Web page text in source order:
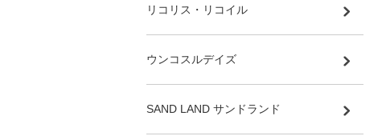
リコリス・リコイル
ウンコスルデイズ
SAND LAND サンドランド